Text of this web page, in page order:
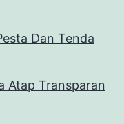
Dan Tenda
Atap Transparan